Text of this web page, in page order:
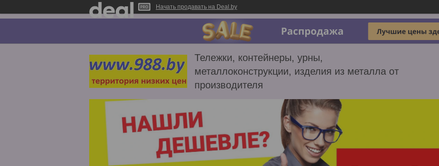
Начать продавать на Deal.by
Тележки, контейнеры, урны,
металлоконструкции, изделия из металла от
производителя